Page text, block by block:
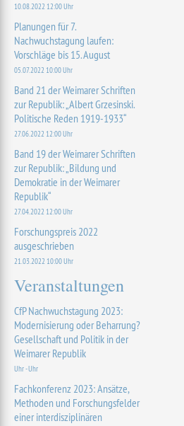
10.08.2022 12:00 Uhr
Planungen für 7.
Nachwuchstagung laufen:
Vorschläge bis 15. August
05.07.2022 10:00 Uhr
Band 21 der Weimarer Schriften
zur Republik: „Albert Grzesinski.
Politische Reden 1919-1933“
27.06.2022 12:00 Uhr
Band 19 der Weimarer Schriften
zur Republik: „Bildung und
Demokratie in der Weimarer
Republik“
27.04.2022 12:00 Uhr
Forschungspreis 2022
ausgeschrieben
21.03.2022 10:00 Uhr
Veranstaltungen
CfP Nachwuchstagung 2023:
Modernisierung oder Beharrung?
Gesellschaft und Politik in der
Weimarer Republik
Uhr - Uhr
Fachkonferenz 2023: Ansätze,
Methoden und Forschungsfelder
einer interdisziplinären